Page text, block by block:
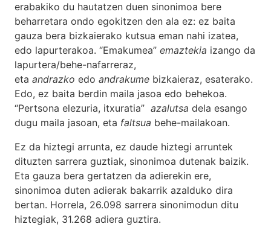
erabakiko du hautatzen duen sinonimoa bere
beharretara ondo egokitzen den ala ez: ez baita
gauza bera bizkaierako kutsua eman nahi izatea,
edo lapurterakoa. “Emakumea” emaztekia izango da
lapurtera/behe-nafarreraz,
eta andrazko edo andrakume bizkaieraz, esaterako.
Edo, ez baita berdin maila jasoa edo behekoa.
“Pertsona elezuria, itxuratia” azalutsa dela esango
dugu maila jasoan, eta faltsua behe-mailakoan.
Ez da hiztegi arrunta, ez daude hiztegi arruntek
dituzten sarrera guztiak, sinonimoa dutenak baizik.
Eta gauza bera gertatzen da adierekin ere,
sinonimoa duten adierak bakarrik azalduko dira
bertan. Horrela, 26.098 sarrera sinonimodun ditu
hiztegiak, 31.268 adiera guztira.